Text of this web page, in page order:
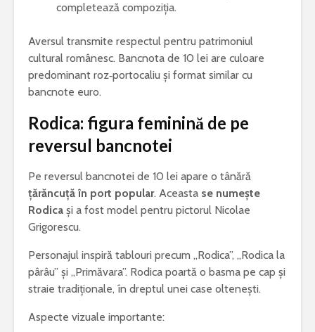
completează compoziția.
Aversul transmite respectul pentru patrimoniul
cultural românesc. Bancnota de 10 lei are culoare
predominant roz‑portocaliu şi format similar cu
bancnote euro.
Rodica: figura feminină de pe
reversul bancnotei
Pe reversul bancnotei de 10 lei apare o tânără
țărăncuţă în port popular. Aceasta se numește
Rodica și a fost model pentru pictorul Nicolae
Grigorescu.
Personajul inspiră tablouri precum „Rodica”, „Rodica la
pârâu” și „Primăvara”. Rodica poartă o basma pe cap și
straie tradiționale, în dreptul unei case oltenești.
Aspecte vizuale importante: